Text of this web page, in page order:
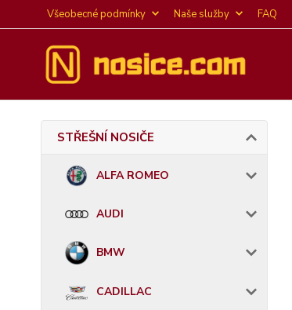
Všeobecné podmínky Naše služby FAQ
STŘEŠNÍ NOSIČE
ALFA ROMEO
AUDI
BMW
CADILLAC